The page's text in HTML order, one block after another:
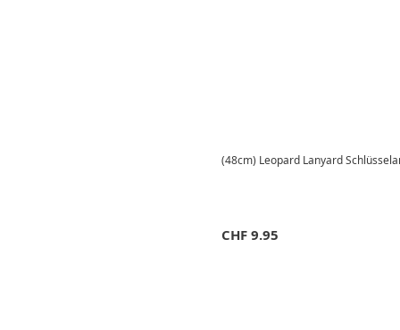
(48cm) Leopard Lanyard
CHF 9.95